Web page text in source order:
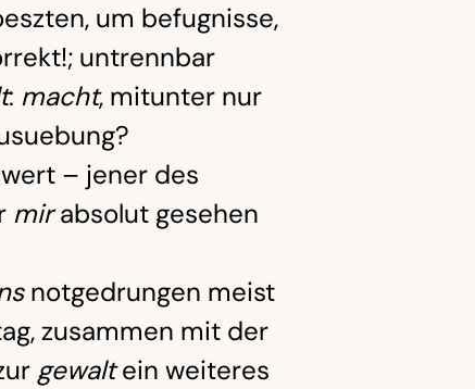
um befugnisse,
untrennbar
: macht, mitunter nur
– jener des
mirabsolut gesehen
notgedrungen meist
zusammen mit der
gewaltein weiteres